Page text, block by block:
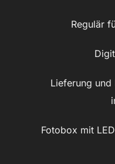
Regulär
Lieferung und
Fotobox mit